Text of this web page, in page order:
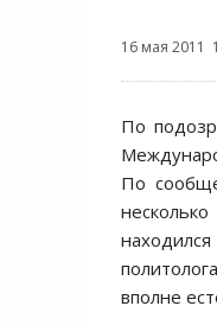
16 мая 2011
По
По
вполне